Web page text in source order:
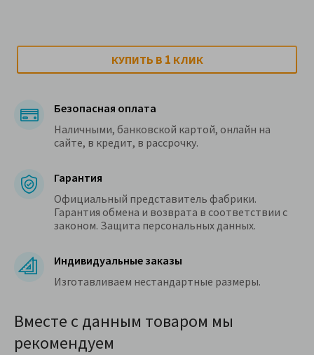
КУПИТЬ В 1 КЛИК
Безопасная оплата
Наличными, банковской картой, онлайн на
сайте, в кредит, в рассрочку.
Гарантия
Официальный представитель фабрики.
Гарантия обмена и возврата в соответствии с
законом. Защита персональных данных.
Индивидуальные заказы
Изготавливаем нестандартные размеры.
Вместе с данным товаром мы
рекомендуем